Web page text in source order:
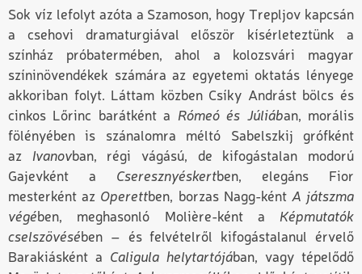
Sok víz lefolyt azóta a Szamoson, hogy Trepljov kapcsán
a csehovi dramaturgiával először kísérleteztünk a
színház próbatermében, ahol a kolozsvári magyar
színinövendékek számára az egyetemi oktatás lényege
akkoriban folyt. Láttam közben Csíky Andrást bölcs és
cinkos Lőrinc barátként a Rómeó és Júliában, morális
fölényében is szánalomra méltó Sabelszkij grófként
az Ivanovban, régi vágású, de kifogástalan modorú
Gajevként a Cseresznyéskertben, elegáns Fior
mesterként az Operettben, borzas Nagg-ként A játszma
végében, meghasonló Molière-ként a Képmutatók
cselszövésében – és felvételről kifogástalanul érvelő
Barakiásként a Caligula helytartójában, vagy tépelődő